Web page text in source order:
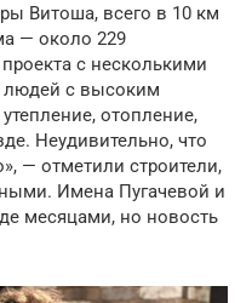
Витоша, всего в 10 км
— около 229
с несколькими
людей с высоким
отопление,
Неудивительно, что
— отметили строители,
Имена Пугачевой и
месяцами, но новость